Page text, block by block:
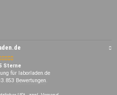
Sterne
für laborladen.de
Bewertungen.